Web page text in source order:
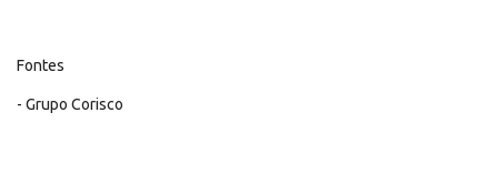
Fontes
- Grupo Corisco